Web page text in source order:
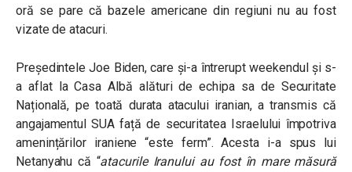
oră se pare că bazele americane din regiuni nu au fost
vizate de atacuri.
Președintele Joe Biden, care și-a întrerupt weekendul și s-
a aflat la Casa Albă alături de echipa sa de Securitate
Națională, pe toată durata atacului iranian, a transmis că
angajamentul SUA față de securitatea Israelului împotriva
amenințărilor iraniene “este ferm”. Acesta i-a spus lui
Netanyahu că “atacurile Iranului au fost în mare măsură